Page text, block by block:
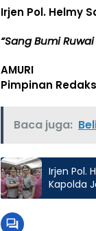
Irjen Pol. Helmy
“Sang Bumi
AMURI
Pimpinan
Baca juga:
Irjen Pol.
Kapolda